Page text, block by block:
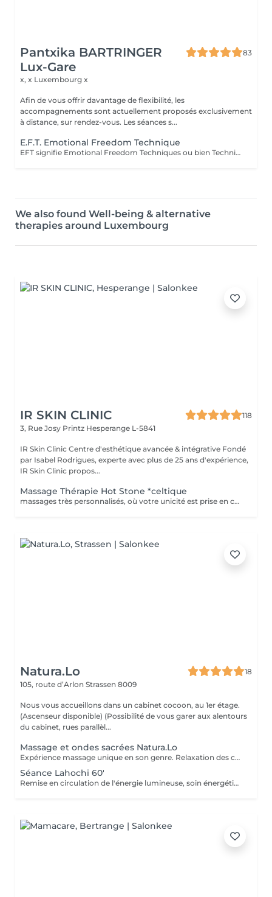
Pantxika BARTRINGER
Lux-Gare
83
x, x Luxembourg x
Afin de vous offrir davantage de flexibilité, les
accompagnements sont actuellement proposés exclusivement
à distance, sur rendez-vous. Les séances s...
E.F.T. Emotional Freedom Technique
EFT signifie Emotional Freedom Techniques ou bien Techniques de Libération Emotionnelle Cette pratique est un dérivé de la médecine traditionnelle chinoise. Il s'agit de tapoter doucement certains points spécifiques situés sur nos méridiens (du haut du corps et de nos mains). En tapotant ainsi tout en exprimant ce qui nous dérange, on équilibre les méridiens perturbés. En fin de séance, vous conservez la mémoire de l'évènement qui vous a dérangé, mais n'en ressentez plus la charge émotive qui l'accompagnait. Elle est utile pour toutes les émotions négatives telles que les angoisses, la tristesse, la peur, la honte, la culpabilité... L'EFT nous permet d'exprimer nos maux par des mots. C'est une méthode rapide, efficace et interactive. L'essayer c'est l'adopter ! Séance possible en distanciel, merci de prendre contact par mail "Prochainement, des ateliers en distanciel seront proposés"
We also found Well-being & alternative
therapies around Luxembourg
IR SKIN CLINIC
118
3, Rue Josy Printz Hesperange L-5841
IR Skin Clinic Centre d'esthétique avancée & intégrative Fondé
par Isabel Rodrigues, experte avec plus de 25 ans d'expérience,
IR Skin Clinic propos...
Massage Thérapie Hot Stone *celtique
massages très personnalisés, où votre unicité est prise en compte dans le (physique, mentale, émotionnelle et spirituelle), Véritable soin holistique, grâce à l'alliance de protocoles de massages bien être et de chamanisme *celtique. Au delà de la relaxation profonde apportée c'est un voyage au cur de votre être que je vous propose, une rencontre avec votre âme. Vous n'aurez jamais deux fois le même massage car les gestes s'adaptent en permanence à vous et vos problématiques du jour (fatigue, douleur, stress, choc émotionnel...). Les huiles de massage que utilisée sont également choisies pour leur vertus thérapeutiques et leur pureté. *hot stone: massage qu'agit au niveau physique par le relâchement musculaire, le soulagement de la douleur, l'augmentation de la circulation sanguine et lymphatique, l'apaisement du système nerveux et l'exfoliation douce de la peau. Il agit aussi au niveau psychologique en diminuant le stress et en apaisant le mental. Enfin, il agit à un niveau énergétique, provoquant l'activation du flux énergétique du corps et favorisant ainsi le renouvellement de l'énergie vitale.
Natura.Lo
18
105, route d’Arlon Strassen 8009
Nous vous accueillons dans un cabinet cocoon, au 1er étage.
(Ascenseur disponible) (Possibilité de vous garer aux alentours
du cabinet, rues parallèl...
Massage et ondes sacrées Natura.Lo
Expérience massage unique en son genre. Relaxation des corps et soin sonore au tambour, bols tibétains et vocale accompagné de notre partenaire bien-être : Anne
Séance Lahochi 60'
Remise en circulation de l'énergie lumineuse, soin énergétique. Chèque cadeau disponible (Montant de votre choix, celui-ci est à indiquer lors de votre demande)